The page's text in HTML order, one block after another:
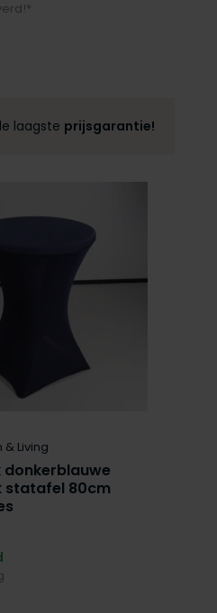
laagste prijsgarantie!
& Living
80cm